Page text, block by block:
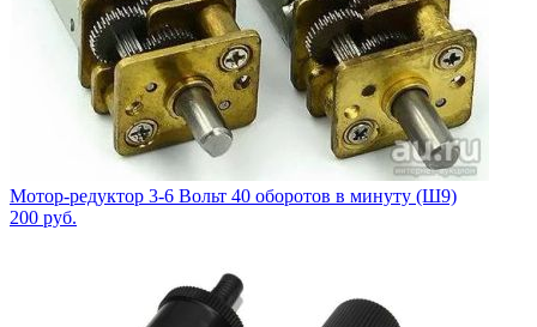
Мотор-редуктор 3-6 Вольт 40 оборотов в минуту (Ш9)
200 руб.